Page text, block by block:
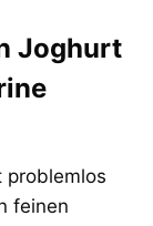
Joghurt
problemlos
feinen